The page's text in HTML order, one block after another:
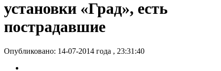
установки «Град», есть
пострадавшие
Опубликовано: 14-07-2014 года , 23:31:40